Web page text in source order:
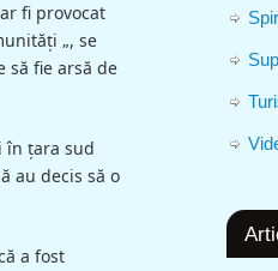
fi provocat
„, se
să fie arsă de
în ţara sud
au decis să o
a fost